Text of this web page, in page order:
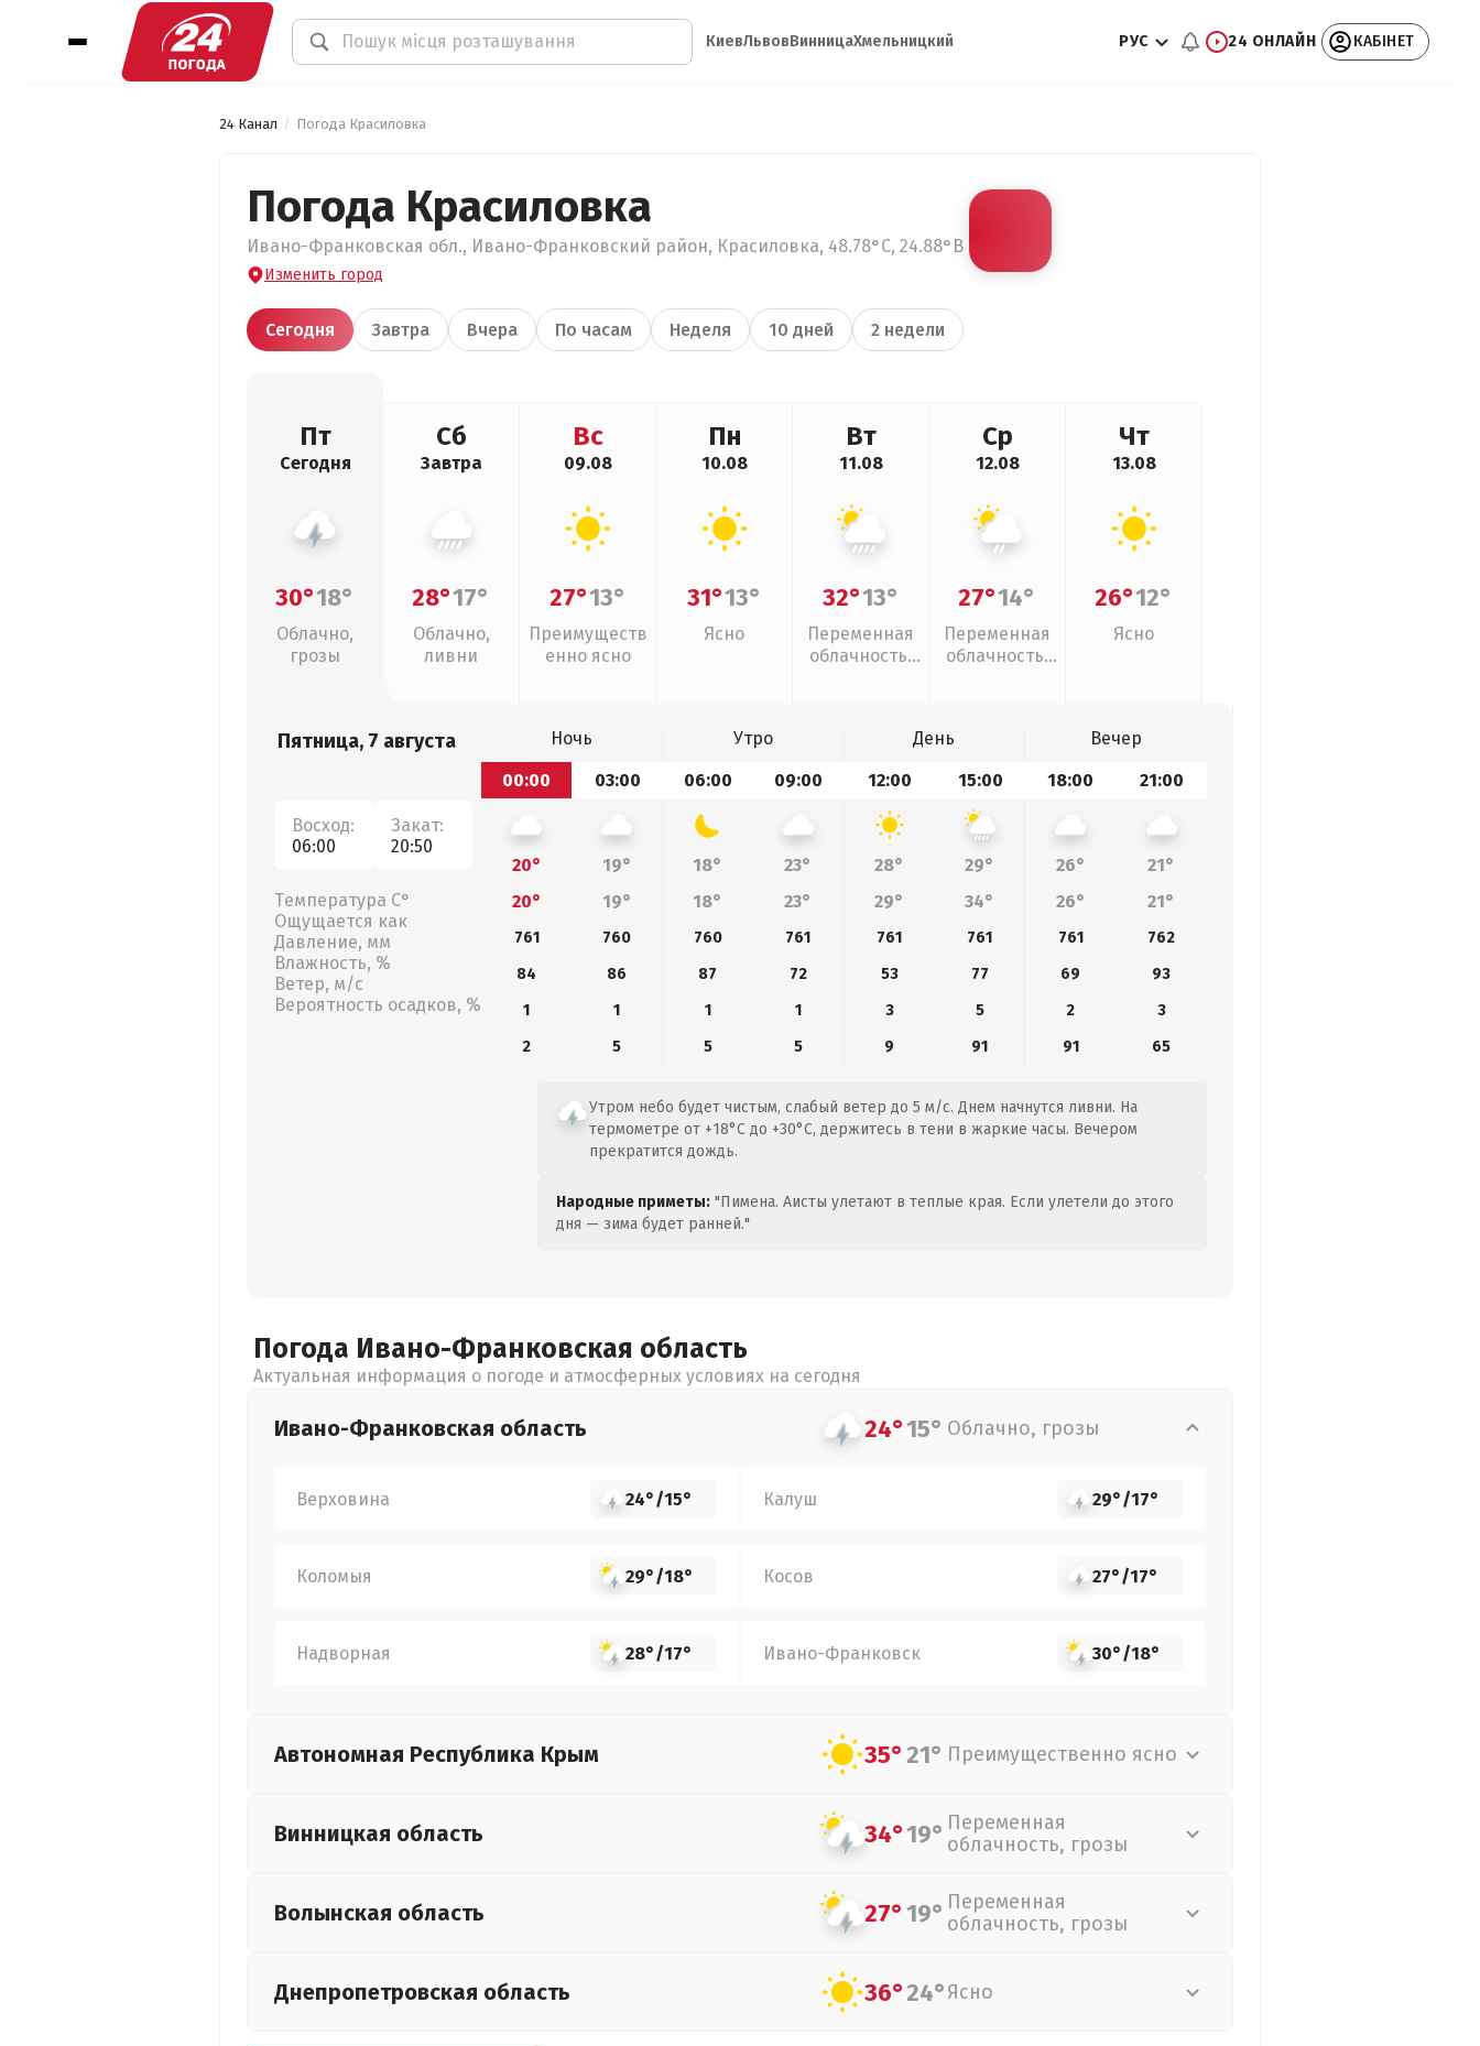
КиевЛьвовВинницаХмельницкий РУС 24 ОНЛАЙН КАБІНЕТ
24 Канал Погода Красиловка
Погода Красиловка
Ивано-Франковская обл., Ивано-Франковский район, Красиловка, 48.78°С, 24.88°В
Изменить город
Сегодня Завтра Вчера По часам Неделя 10 дней 2 недели
Пт
Сегодня
30°18°
Облачно,
грозы
Сб
Завтра
28°17°
Облачно,
ливни
Вс
09.08
27°13°
Преимуществ
енно ясно
Пн
10.08
31°13°
Ясно
Вт
11.08
32°13°
Переменная
облачность,
Ср
12.08
27°14°
Переменная
облачность,
Чт
13.08
26°12°
Ясно
Пятница, 7 августа
Восход:
06:00
Закат:
20:50
Температура С°
Ощущается как
Давление, мм
Влажность, %
Ветер, м/с
Вероятность осадков, %
Ночь Утро День
Вечер
00:00
03:00 06:00 09:00 12:00 15:00 18:00 21:00
20° 19° 18° 23° 28° 29° 26°
21°
20°
19° 18° 23° 29° 34° 26° 21°
761 760 760 761 761 761 761
762
84
86 87 72 53 77 69
93
1
1 1 1 3 5 2
3
2
5 5 5 9 91 91 65
Утром небо будет чистым, слабый ветер до 5 м/с. Днем начнутся ливни. На
термометре от +18°C до +30°C, держитесь в тени в жаркие часы. Вечером
прекратится дождь.
Народные приметы: "Пимена. Аисты улетают в теплые края. Если улетели до этого
дня — зима будет ранней."
Погода Ивано-Франковская область
Актуальная информация о погоде и атмосферных условиях на сегодня
Ивано-Франковская область 24°15° Облачно, грозы
Верховина 24°/15° Калуш 29°/17°
Коломыя 29°/18° Косов 27°/17°
Надворная 28°/17° Ивано-Франковск 30°/18°
Автономная Республика Крым 35°21° Преимущественно ясно
Винницкая область 34°19° Переменная
облачность, грозы
Волынская область 27°19° Переменная
облачность, грозы
Днепропетровская область 36°24°Ясно